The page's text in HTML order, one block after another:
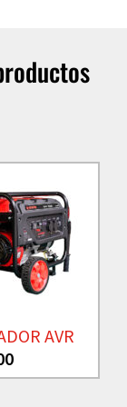
AVR